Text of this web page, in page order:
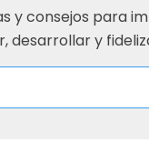
y consejos para
desarrollar y